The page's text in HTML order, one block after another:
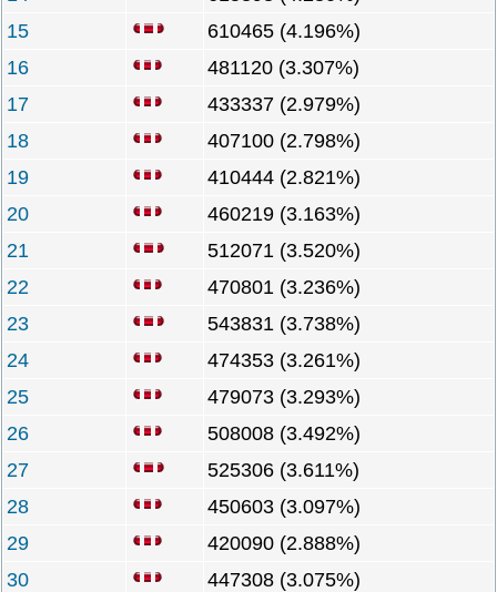
15
610465 (4.196%)
16
481120 (3.307%)
17
433337 (2.979%)
18
407100 (2.798%)
19
410444 (2.821%)
20
460219 (3.163%)
21
512071 (3.520%)
22
470801 (3.236%)
23
543831 (3.738%)
24
474353 (3.261%)
25
479073 (3.293%)
26
508008 (3.492%)
27
525306 (3.611%)
28
450603 (3.097%)
29
420090 (2.888%)
30
447308 (3.075%)